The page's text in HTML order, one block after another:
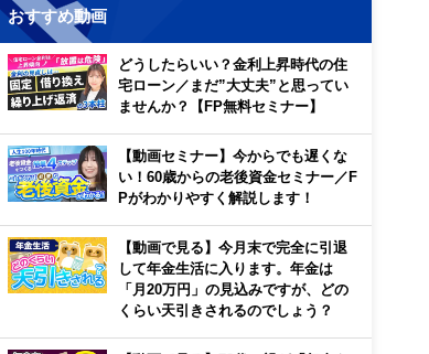
おすすめ動画
どうしたらいい？金利上昇時代の住
宅ローン／まだ”大丈夫”と思ってい
ませんか？【FP無料セミナー】
【動画セミナー】今からでも遅くな
い！60歳からの老後資金セミナー／F
Pがわかりやすく解説します！
【動画で見る】今月末で完全に引退
して年金生活に入ります。年金は
「月20万円」の見込みですが、どの
くらい天引きされるのでしょう？